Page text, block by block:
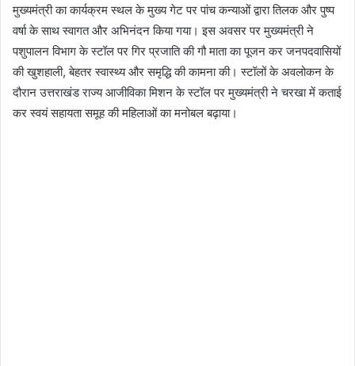
मुख्यमंत्री का कार्यक्रम स्थल के मुख्य गेट पर पांच कन्याओं द्वारा तिलक और पुष्प
वर्षा के साथ स्वागत और अभिनंदन किया गया। इस अवसर पर मुख्यमंत्री ने
पशुपालन विभाग के स्टॉल पर गिर प्रजाति की गौ माता का पूजन कर जनपदवासियों
की खुशहाली, बेहतर स्वास्थ्य और समृद्धि की कामना की। स्टॉलों के अवलोकन के
दौरान उत्तराखंड राज्य आजीविका मिशन के स्टॉल पर मुख्यमंत्री ने चरखा में कताई
कर स्वयं सहायता समूह की महिलाओं का मनोबल बढ़ाया।